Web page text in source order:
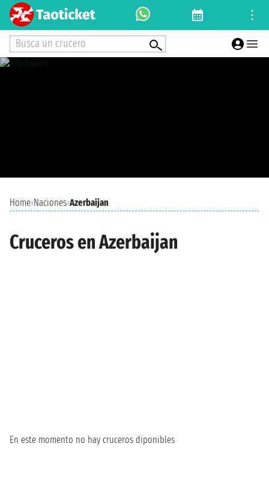
Busca un crucero
Home›Naciones›Azerbaijan
Cruceros en Azerbaijan
En este momento no hay cruceros diponibles